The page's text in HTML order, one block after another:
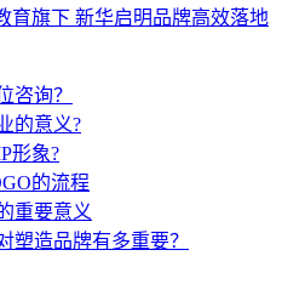
育旗下 新华启明品牌高效落地
咨询？
的意义?
形象?
的流程
重要意义
塑造品牌有多重要？